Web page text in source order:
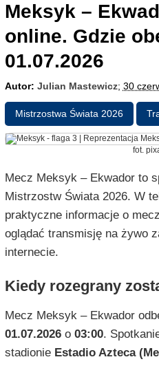
Meksyk –
online. Gdzie
01.07.2026
Autor: Julian Mastewicz; 30
Mistrzostwa Świata 2026
fot.
Mecz Meksyk – Ekwador to
Mistrzostw Świata 2026. W
praktyczne informacje o
oglądać transmisję na żywo
internecie.
Kiedy rozegrany
Mecz Meksyk – Ekwador
01.07.2026o 03:00.
stadionie Estadio Azteca